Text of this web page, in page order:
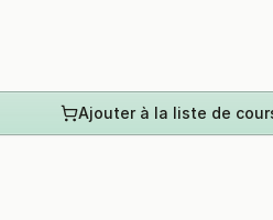
Ajouter à la liste de